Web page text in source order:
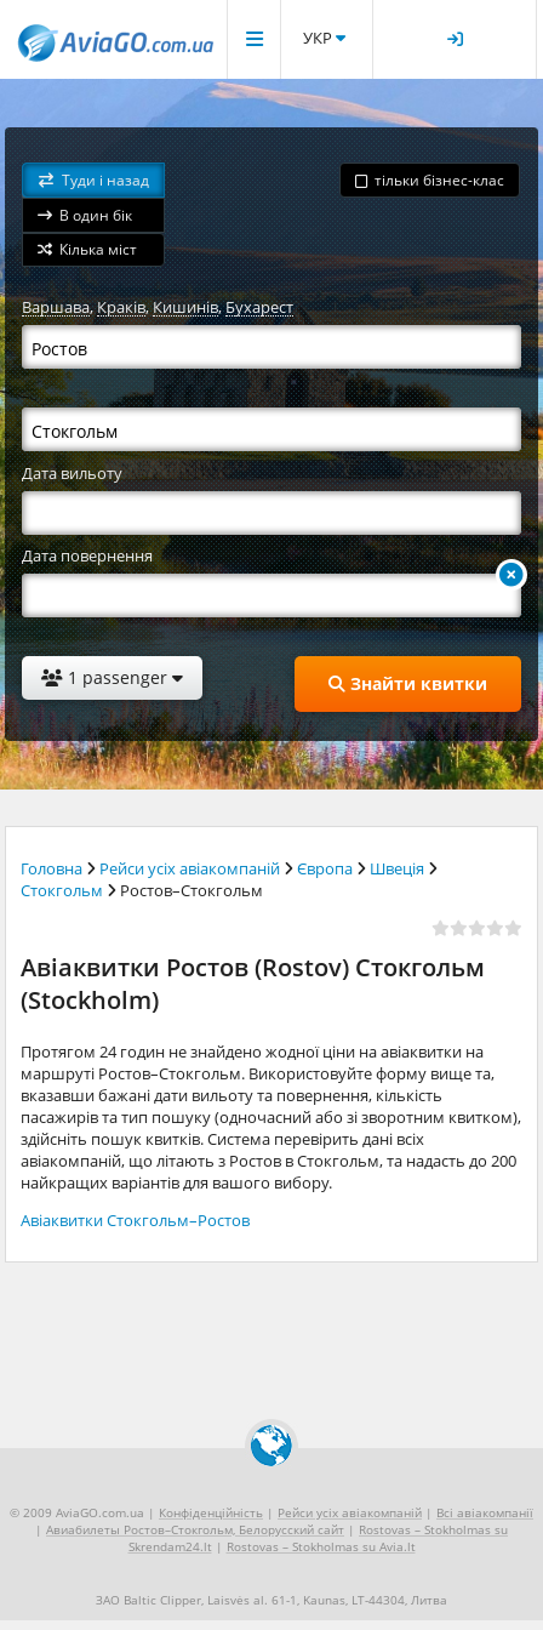
УКР
Туди і назад
В один бік
Кілька міст
тільки бізнес-клас
Варшава,Краків,Кишинів,Бухарест
Дата вильоту
Дата повернення
1 passenger Знайти квитки
Головна Рейси усіх авіакомпаній Європа
Швеція
Стокгольм
Ростов–Стокгольм
Авіаквитки Ростов (Rostov) Стокгольм
(Stockholm)
Протягом 24 годин не знайдено жодної ціни на авіаквитки на
маршруті Ростов–Стокгольм. Використовуйте форму вище та,
вказавши бажані дати вильоту та повернення, кількість
пасажирів та тип пошуку (одночасний або зі зворотним квитком),
здійсніть пошук квитків. Система перевірить дані всіх
авіакомпаній, що літають з Ростов в Стокгольм, та надасть до 200
найкращих варіантів для вашого вибору.
Авіаквитки Стокгольм–Ростов
© 2009 AviaGO.com.ua | Конфіденційність | Рейси усіх авіакомпаній | Всі авіакомпанії
| Авиабилеты Ростов–Стокгольм, Белорусский сайт | Rostovas – Stokholmas su
Skrendam24.lt | Rostovas – Stokholmas su Avia.lt
ЗАО Baltic Clipper, Laisvės al. 61-1, Kaunas, LT-44304, Литва